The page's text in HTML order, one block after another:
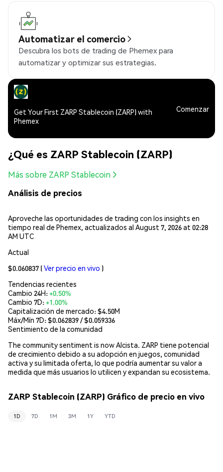
Automatizar el comercio
Descubra los bots de trading de Phemex para
automatizar y optimizar sus estrategias.
Get Your First ZARP Stablecoin (ZARP) with
Phemex
Comenzar
¿Qué es ZARP Stablecoin (ZARP)
Más sobre ZARP Stablecoin
Análisis de precios
Aproveche las oportunidades de trading con los insights en
tiempo real de Phemex, actualizados al August 7, 2026 at 02:28
AM UTC
Actual
$0.060837 (Ver precio en vivo )
Tendencias recientes
Cambio 24H:+0.50%
Cambio 7D:+1.00%
Capitalización de mercado:$4.50M
Máx/Mín 7D: $0.062839/ $0.059336
Sentimiento de la comunidad
The community sentiment is now Alcista. ZARP tiene potencial
de crecimiento debido a su adopción en juegos, comunidad
activa y su limitada oferta, lo que podría aumentar su valor a
medida que más usuarios lo utilicen y expandan su ecosistema.
ZARP Stablecoin (ZARP) Gráfico de precio en vivo
1D 7D 1M 3M 1Y YTD